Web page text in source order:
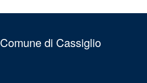
Comune di Cassiglio